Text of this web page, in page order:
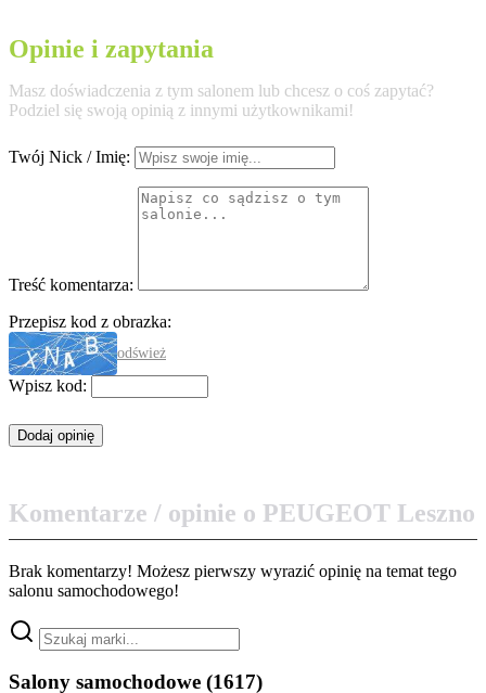
Opinie i zapytania
Masz doświadczenia z tym salonem lub chcesz o coś zapytać?
Podziel się swoją opinią z innymi użytkownikami!
Twój Nick / Imię:
Treść komentarza:
Przepisz kod z obrazka:
odśwież
Wpisz kod:
Komentarze / opinie o PEUGEOT Leszno
Brak komentarzy! Możesz pierwszy wyrazić opinię na temat tego
salonu samochodowego!
Salony samochodowe (1617)